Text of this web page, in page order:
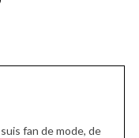
fan de mode, de